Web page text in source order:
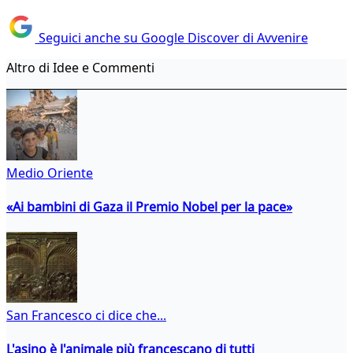
Seguici anche su Google Discover di Avvenire
Altro di Idee e Commenti
Medio Oriente
«Ai bambini di Gaza il Premio Nobel per la pace»
San Francesco ci dice che...
L'asino è l'animale più francescano di tutti